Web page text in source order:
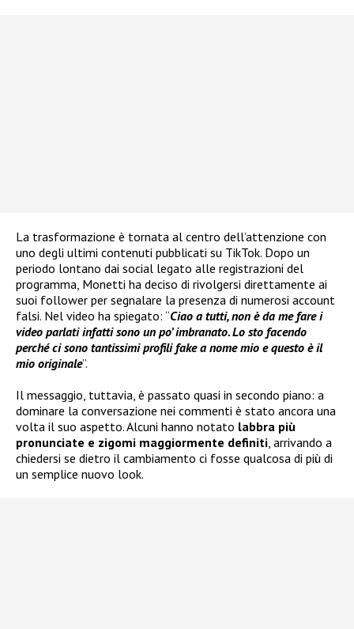
La trasformazione è tornata al centro dell’attenzione con
uno degli ultimi contenuti pubblicati su TikTok. Dopo un
periodo lontano dai social legato alle registrazioni del
programma, Monetti ha deciso di rivolgersi direttamente ai
suoi follower per segnalare la presenza di numerosi account
falsi. Nel video ha spiegato: “Ciao a tutti, non è da me fare i
video parlati infatti sono un po’ imbranato. Lo sto facendo
perché ci sono tantissimi profili fake a nome mio e questo è il
mio originale”.
Il messaggio, tuttavia, è passato quasi in secondo piano: a
dominare la conversazione nei commenti è stato ancora una
volta il suo aspetto. Alcuni hanno notato labbra più
pronunciate e zigomi maggiormente definiti , arrivando a
chiedersi se dietro il cambiamento ci fosse qualcosa di più di
un semplice nuovo look.